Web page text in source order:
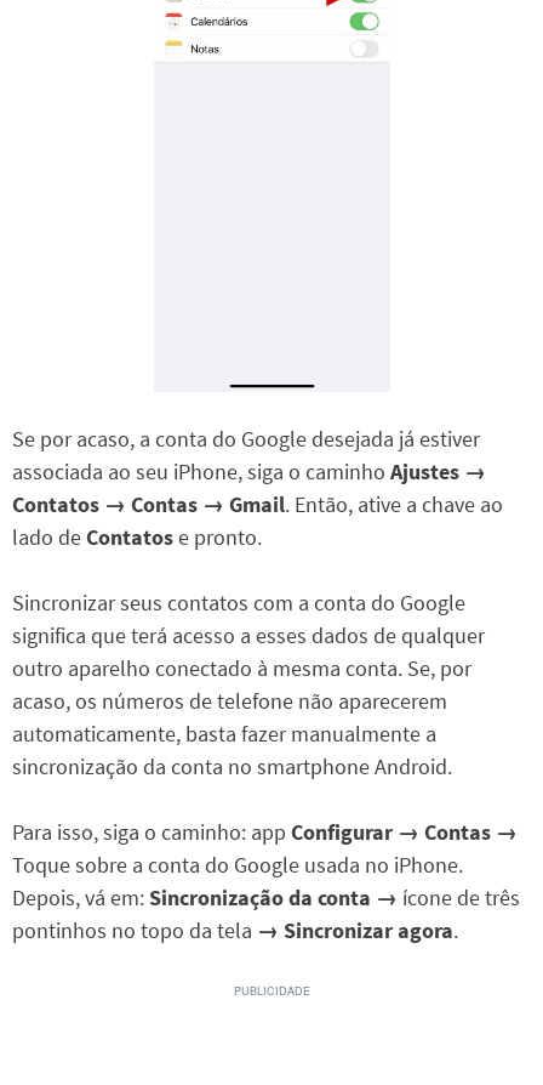
Se por acaso, a conta do Google desejada já estiver
associada ao seu iPhone, siga o caminho Ajustes →
Contatos → Contas → Gmail. Então, ative a chave ao
lado deContatose pronto.
Sincronizar seus contatos com a conta do Google
significa que terá acesso a esses dados de qualquer
outro aparelho conectado à mesma conta. Se, por
acaso, os números de telefone não aparecerem
automaticamente, basta fazer manualmente a
sincronização da conta no smartphone Android.
Para isso, siga o caminho: app Configurar → Contas →
Toque sobre a conta do Google usada no iPhone.
Depois, vá em:Sincronização da conta → ícone de três
pontinhos no topo da tela → Sincronizar agora.